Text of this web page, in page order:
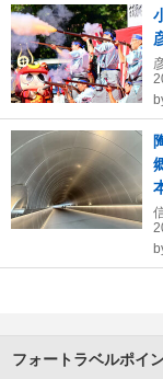
フォートラベルポイ